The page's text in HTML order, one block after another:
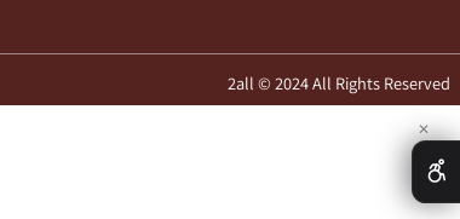
2all © 2024 All Rights